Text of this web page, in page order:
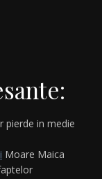
pierde in medie
Moare Maica